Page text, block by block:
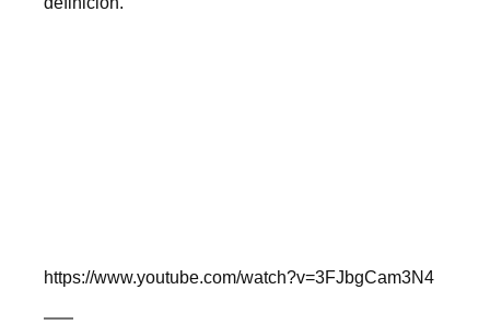
https://www.youtube.com/watch?v=3FJbgCam3N4